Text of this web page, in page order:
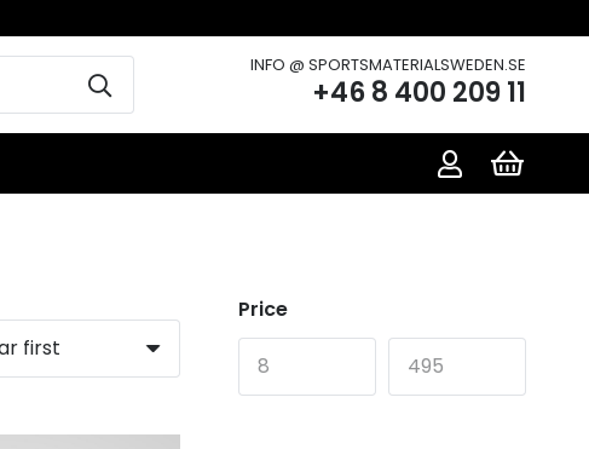
INFO @ SPORTSMATERIALSWEDEN.SE
+46 8 400 209 11
Price